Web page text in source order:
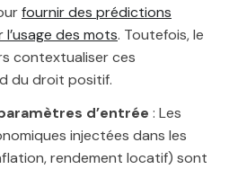
fournir des prédictions
des mots. Toutefois, le
contextualiser ces
du droit positif.
d’entrée : Les
injectées dans les
rendement locatif) sont